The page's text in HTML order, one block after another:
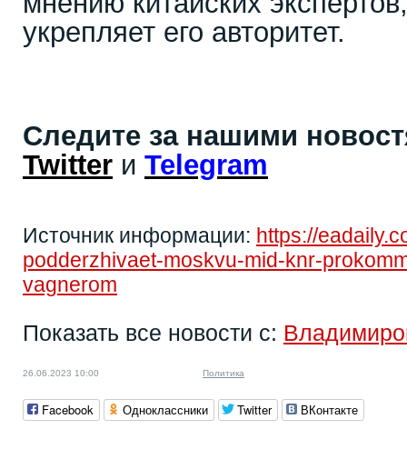
укрепляет его авторитет.
Следите за нашими
Twitter и Telegram
Источник информации: https://
podderzhivaet-moskvu-mid-knr-
vagnerom
Показать все новости с:
26.06.2023 10:00 Политика
Facebook Одноклассники Twitter ВКонтакте